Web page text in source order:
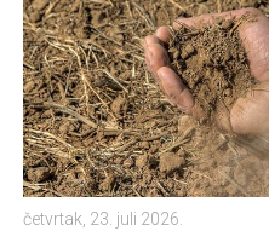
iznad 40°C. . . utorak,
Toplina isušuje tlo sve
četvrtak, 23. juli 2026.